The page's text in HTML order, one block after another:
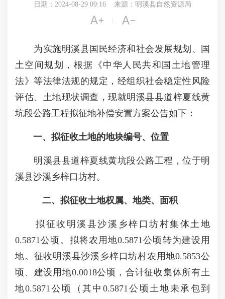
日期：2024-08-29 09:16 来源：明溪县自然资源局
 
为实施明溪县国民经济和社会发展规划、国
土空间规划，根据《中华人民共和国土地管理
法》等法律法规的规定，经组织社会稳定性风险
评估、土地现状调查，现就明溪县县道梓夏线黄
坑段公路工程拟征地补偿安置方案公告如下：
一、拟征收土地的地块编号、位置
明溪县县道梓夏线黄坑段公路工程，位于明
溪县沙溪乡梓口坊村。
二、拟征收土地权属、地类、面积
拟征收明溪县沙溪乡梓口坊村集体土地
0.5871公顷。拟将农用地0.5871公顷转为建设用
地。征收明溪县沙溪乡梓口坊村农用地0.5853公
顷、建设用地0.0018公顷，合计征收集体所有土
地0.5871公顷（其中0.5871公顷土地未承包到